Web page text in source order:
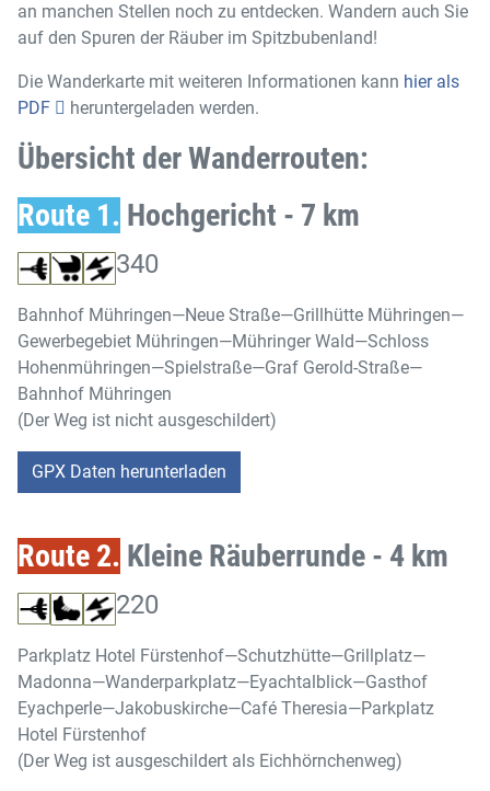
an manchen Stellen noch zu entdecken. Wandern auch Sie
auf den Spuren der Räuber im Spitzbubenland!
Die Wanderkarte mit weiteren Informationen kann hier als
PDF
heruntergeladen werden.
Übersicht der Wanderrouten:
Route 1. Hochgericht - 7 km
340
Bahnhof Mühringen—Neue Straße—Grillhütte Mühringen—
Gewerbegebiet Mühringen—Mühringer Wald—Schloss
Hohenmühringen—Spielstraße—Graf Gerold-Straße—
Bahnhof Mühringen
(Der Weg ist nicht ausgeschildert)
GPX Daten herunterladen
Route 2. Kleine Räuberrunde - 4 km
220
Parkplatz Hotel Fürstenhof—Schutzhütte—Grillplatz—
Madonna—Wanderparkplatz—Eyachtalblick—Gasthof
Eyachperle—Jakobuskirche—Café Theresia—Parkplatz
Hotel Fürstenhof
(Der Weg ist ausgeschildert als Eichhörnchenweg)